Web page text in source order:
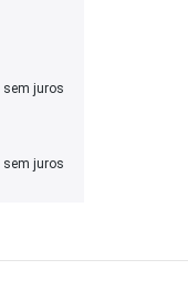
sem juros
sem juros